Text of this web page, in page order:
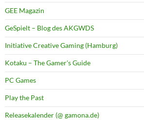
GEE Magazin
GeSpielt – Blog des AKGWDS
Initiative Creative Gaming (Hamburg)
Kotaku – The Gamer's Guide
PC Games
Play the Past
Releasekalender (@ gamona.de)